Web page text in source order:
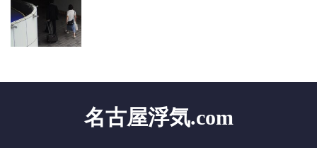
名古屋浮気.com